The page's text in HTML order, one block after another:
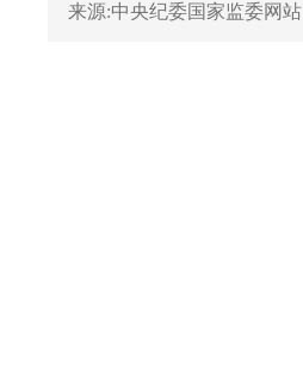
来源:中央纪委国家监委网站